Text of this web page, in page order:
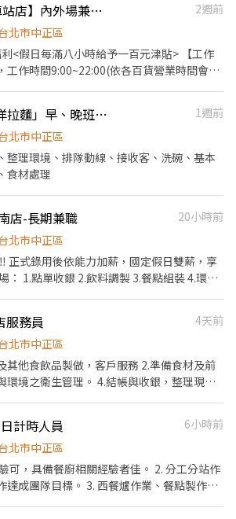
換班交接。 4.外場引導人員：引導民眾報
出入口人員：門禁管理、規則說明、驗票。
款（非中國信託銀行會有15元匯款手續費產
能嚴守服務時間出勤，並遵守管理要點及相
【杏子豬排-台北車站店】內外場兼職人員#時薪$205~$270#加碼假日津貼
2週前
北市中正區
日每滿八小時給予一百元津貼> 【工作
工作時間9:00~22:00(依各百貨營業時間會有
分切流程作業 4、食材分裝分包 *外場*
2、顧客接待及座位安排 3、回覆顧客點餐
顧客桌邊服務 5、內場廚房支援備料 6、整
時薪210-240「墨洋拉麵」早、晚班人員
1週前
北市中正區
整理環境、排隊動線、接收客、洗碗、基本
食材處理
店-長期兼職
20小時前
北市中正區
： 1.點單收銀 2.飲料調製 3.餐點組裝 4.環境
服務員
4天前
北市中正區
其他食飲品製做，客戶服務 2.準備食材及前
環境之衛生管理。 4.結帳與收銀，整理現金
計時人員
6小時前
北市中正區
可，具備餐廚相關經驗者佳。 2. 分工分站作
達成團隊目標。 3. 西餐爐作業、餐點製作擺